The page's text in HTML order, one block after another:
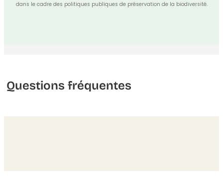
dans le cadre des politiques publiques de préservation de la biodiversité.
Questions fréquentes